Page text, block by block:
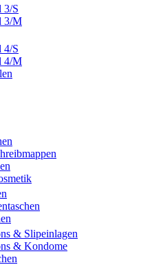
3/S
3/M
4/S
4/M
& Slipeinlagen
& Kondome